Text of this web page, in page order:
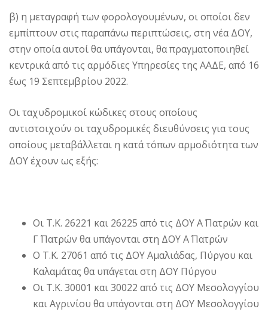
β) η μεταγραφή των φορολογουμένων, οι οποίοι δεν
εμπίπτουν στις παραπάνω περιπτώσεις, στη νέα ΔΟΥ,
στην οποία αυτοί θα υπάγονται, θα πραγματοποιηθεί
κεντρικά από τις αρμόδιες Υπηρεσίες της ΑΑΔΕ, από 16
έως 19 Σεπτεμβρίου 2022.
Οι ταχυδρομικοί κώδικες στους οποίους
αντιστοιχούν οι ταχυδρομικές διευθύνσεις για τους
οποίους μεταβάλλεται η κατά τόπων αρμοδιότητα των
ΔΟΥ έχουν ως εξής:
Οι Τ.Κ. 26221 και 26225 από τις ΔΟΥ Α΄ Πατρών και
Γ΄ Πατρών θα υπάγονται στη ΔΟΥ Α΄ Πατρών
Ο Τ.Κ. 27061 από τις ΔΟΥ Αμαλιάδας, Πύργου και
Καλαμάτας θα υπάγεται στη ΔΟΥ Πύργου
Οι Τ.Κ. 30001 και 30022 από τις ΔΟΥ Μεσολογγίου
και Αγρινίου θα υπάγονται στη ΔΟΥ Μεσολογγίου